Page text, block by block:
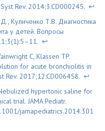
Rev. 2014;3:CD000245. ↩
Куличенко Т.В. Диагностика
у детей. Вопросы
↩
C, Klassen TP.
for acute bronchiolitis in
Rev. 2017;12:CD006458. ↩
hypertonic saline for
trial. JAMA Pediatr.
jamapediatrics.2014.301